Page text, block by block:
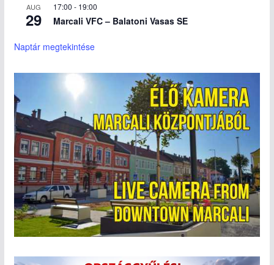
AUG
29
17:00 - 19:00
Marcali VFC – Balatoni Vasas SE
Naptár megtekintése